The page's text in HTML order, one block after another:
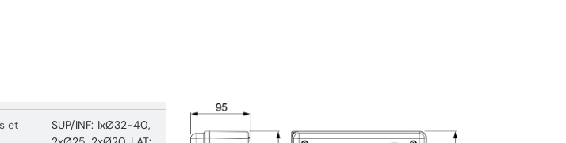
et
SUP/INF: 1xØ32-40,